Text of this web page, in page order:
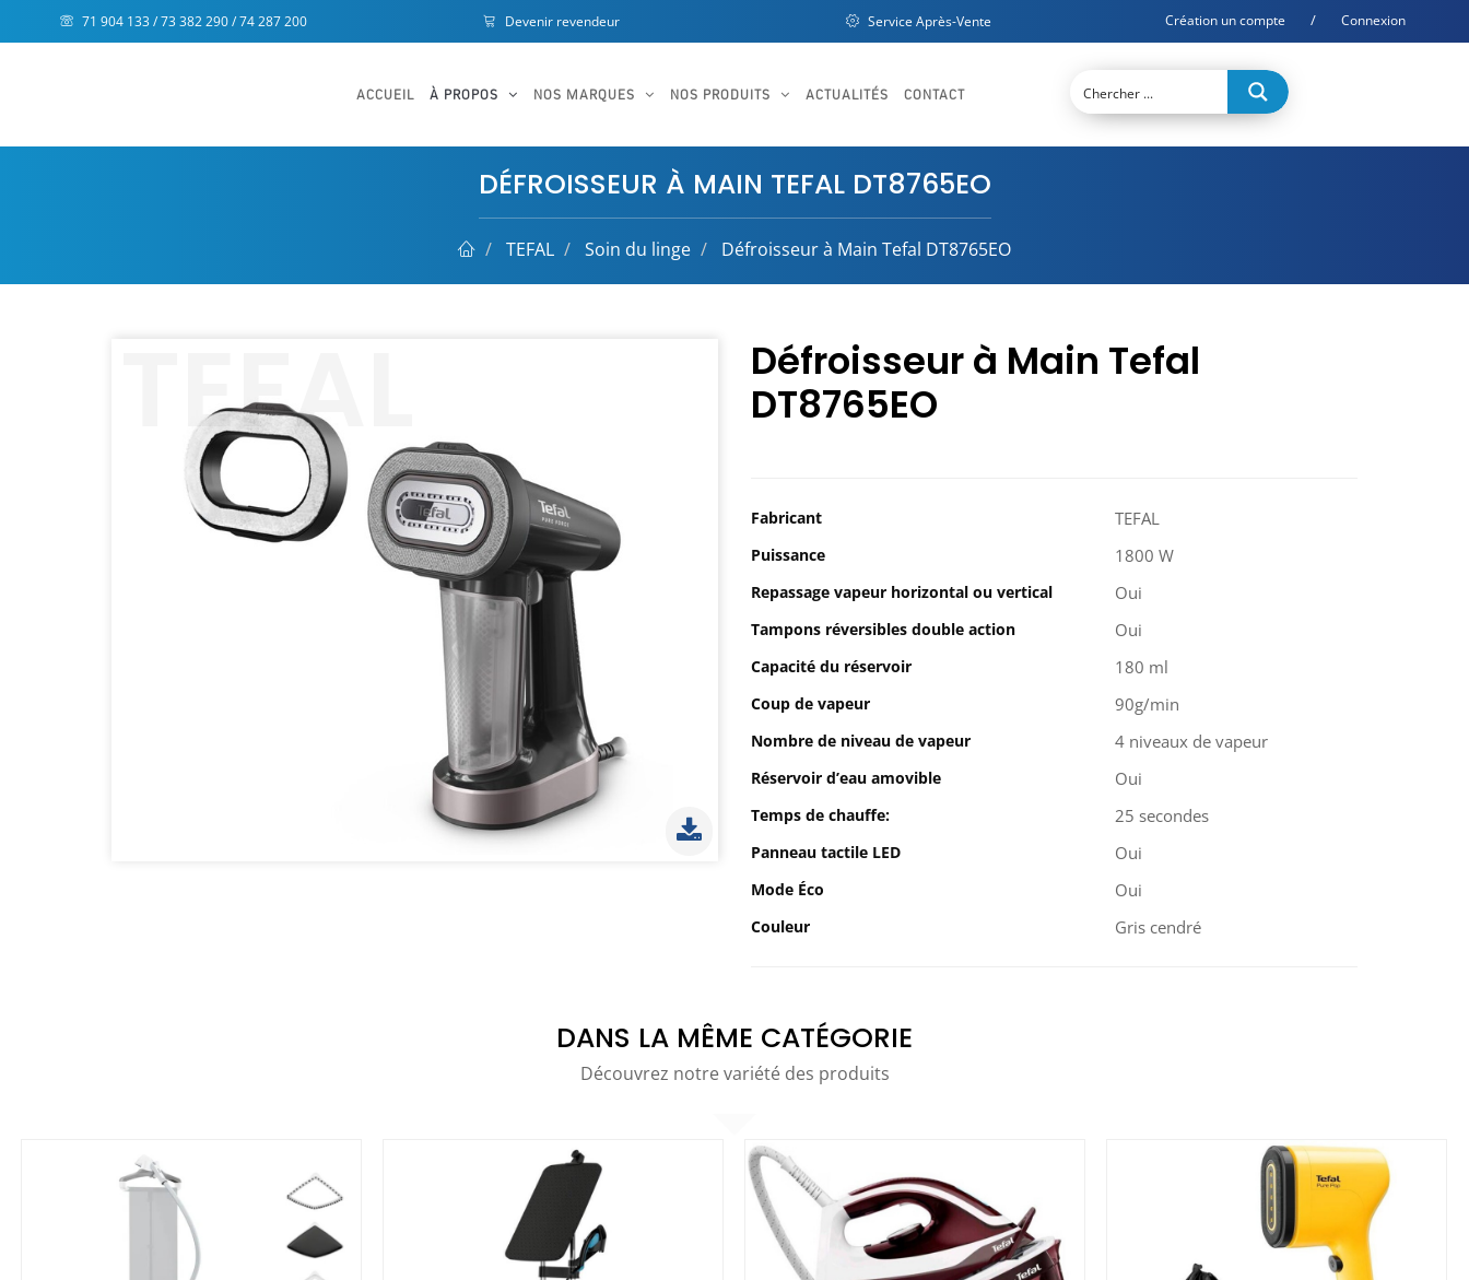
71 904 133 / 73 382 290 / 74 287 200 Devenir revendeur Service Après-Vente Création un compte / Connexion
ACCUEIL À PROPOS NOS MARQUES NOS PRODUITS ACTUALITÉS CONTACT
DÉFROISSEUR À MAIN TEFAL DT8765EO
TEFAL Soin du linge Défroisseur à Main Tefal DT8765EO
Défroisseur à Main Tefal
DT8765EO
Fabricant TEFAL
Puissance 1800 W
Repassage vapeur horizontal ou vertical Oui
Tampons réversibles double action Oui
Capacité du réservoir 180 ml
Coup de vapeur 90g/min
Nombre de niveau de vapeur 4 niveaux de vapeur
Réservoir d’eau amovible Oui
Temps de chauffe: 25 secondes
Panneau tactile LED Oui
Mode Éco Oui
Couleur Gris cendré
DANS LA MÊME CATÉGORIE
Découvrez notre variété des produits